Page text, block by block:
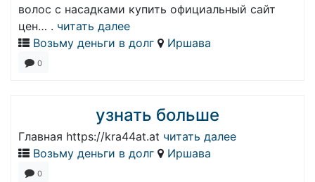
волос с насадками купить официальный сайт
цен… . читать далее
Возьму деньги в долг
Иршава
0
узнать больше
Главная https://kra44at.at читать далее
Возьму деньги в долг
Иршава
0